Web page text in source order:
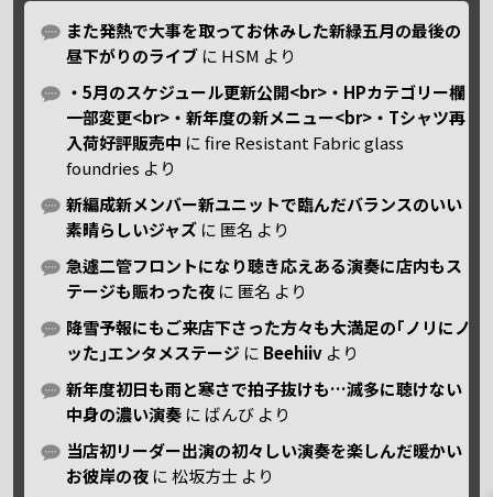
また発熱で大事を取ってお休みした新緑五月の最後の
昼下がりのライブ に HSM より
・5月のスケジュール更新公開<br>・HPカテゴリー欄
一部変更<br>・新年度の新メニュー<br>・Tシャツ再
入荷好評販売中 にfire Resistant Fabric glass
foundries より
新編成新メンバー新ユニットで臨んだバランスのいい
素晴らしいジャズ に 匿名 より
急遽二管フロントになり聴き応えある演奏に店内もス
テージも賑わった夜 に 匿名 より
降雪予報にもご来店下さった方々も大満足の｢ノリにノ
ッた｣エンタメステージ に Beehiiv より
新年度初日も雨と寒さで拍子抜けも…滅多に聴けない
中身の濃い演奏 に ばんび より
当店初リーダー出演の初々しい演奏を楽しんだ暖かい
お彼岸の夜 に松坂方士 より